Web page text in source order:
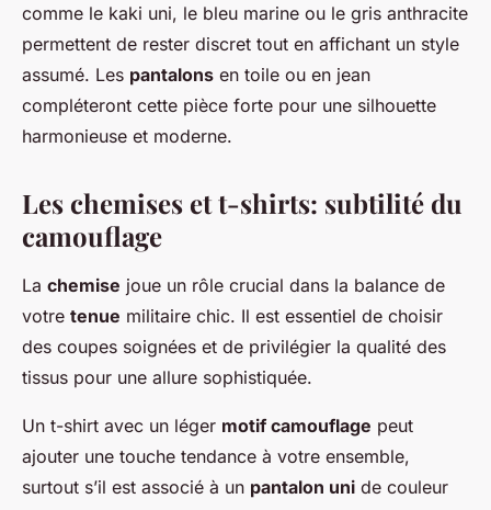
comme le kaki uni, le bleu marine ou le gris anthracite
permettent de rester discret tout en affichant un style
assumé. Les pantalons en toile ou en jean
compléteront cette pièce forte pour une silhouette
harmonieuse et moderne.
Les chemises et t-shirts: subtilité du
camouflage
La chemise joue un rôle crucial dans la balance de
votre tenue militaire chic. Il est essentiel de choisir
des coupes soignées et de privilégier la qualité des
tissus pour une allure sophistiquée.
Un t-shirt avec un léger motif camouflage peut
ajouter une touche tendance à votre ensemble,
surtout s’il est associé à un pantalon uni de couleur